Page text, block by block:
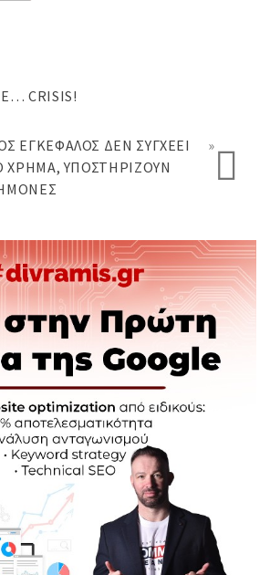
CRISIS!
ΕΓΚΈΦΑΛΟΣ ΔΕΝ ΣΥΓΧΈΕΙ
ΧΡΉΜΑ, ΥΠΟΣΤΗΡΊΖΟΥΝ
»